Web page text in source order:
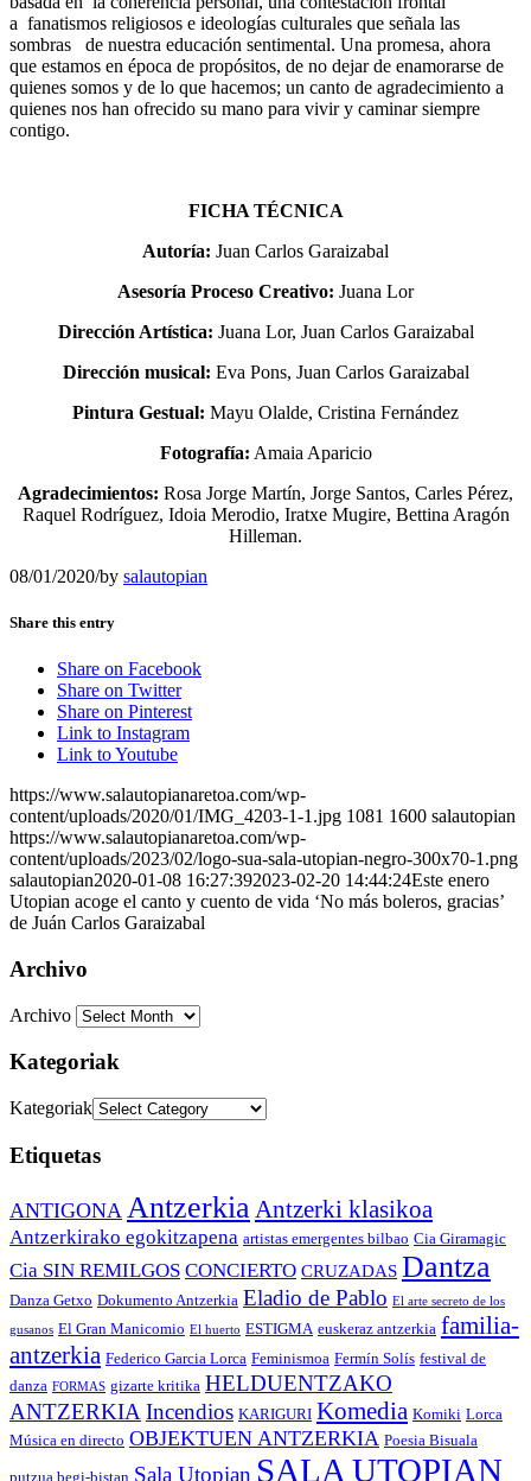
a fanatismos religiosos e ideologías culturales que señala las
sombras de nuestra educación sentimental. Una promesa, ahora
que estamos en época de propósitos, de no dejar de enamorarse de
quienes somos y de lo que hacemos; un canto de agradecimiento a
quienes nos han ofrecido su mano para vivir y caminar siempre
contigo.
FICHA TÉCNICA
Autoría: Juan Carlos Garaizabal
Asesoría Proceso Creativo: Juana Lor
Dirección Artística: Juana Lor, Juan Carlos Garaizabal
Dirección musical: Eva Pons, Juan Carlos Garaizabal
Pintura Gestual: Mayu Olalde, Cristina Fernández
Fotografía: Amaia Aparicio
Agradecimientos: Rosa Jorge Martín, Jorge Santos, Carles Pérez,
Raquel Rodríguez, Idoia Merodio, Iratxe Mugire, Bettina Aragón
Hilleman.
08/01/2020/by salautopian
Share this entry
Share on Facebook
Share on Twitter
Share on Pinterest
Link to Instagram
Link to Youtube
https://www.salautopianaretoa.com/wp-
content/uploads/2020/01/IMG_4203-1-1.jpg 1081 1600 salautopian
https://www.salautopianaretoa.com/wp-
content/uploads/2023/02/logo-sua-sala-utopian-negro-300x70-1.png
salautopian2020-01-08 16:27:392023-02-20 14:44:24Este enero
Utopian acoge el canto y cuento de vida ‘No más boleros, gracias’
de Juán Carlos Garaizabal
Archivo
Archivo
Kategoriak
Kategoriak
Etiquetas
ANTIGONA AntzerkiaAntzerki klasikoa
Antzerkirako egokitzapena artistas emergentes bilbao Cia Giramagic
Cia SIN REMILGOS CONCIERTO CRUZADAS Dantza
Danza Getxo Dokumento Antzerkia Eladio de Pablo El arte secreto de los
gusanos El Gran Manicomio El huerto ESTIGMA euskeraz antzerkia familia-
antzerkia Federico Garcia Lorca Feminismoa Fermín Solís festival de
danza FORMAS gizarte kritika HELDUENTZAKO
ANTZERKIAIncendios KARIGURI Komedia Komiki Lorca
Música en directo OBJEKTUEN ANTZERKIA Poesia Bisuala
putzua begi-bistan Sala Utopian SALA UTOPIAN